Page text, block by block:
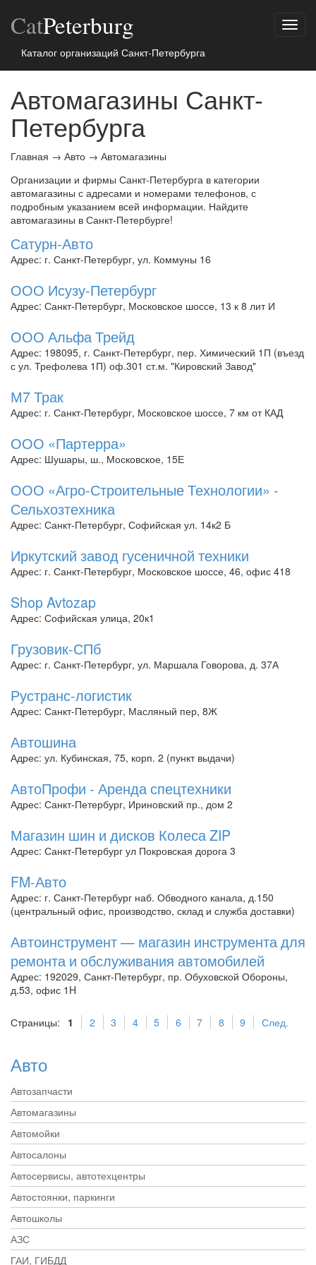
CatPeterburg
Каталог организаций Санкт-Петербурга
Автомагазины Санкт-
Петербурга
Главная → Авто → Автомагазины
Организации и фирмы Санкт-Петербурга в категории
автомагазины с адресами и номерами телефонов, с
подробным указанием всей информации. Найдите
автомагазины в Санкт-Петербурге!
Сатурн-Авто
Адрес: г. Санкт-Петербург, ул. Коммуны 16
ООО Исузу-Петербург
Адрес: Санкт-Петербург, Московское шоссе, 13 к 8 лит И
ООО Альфа Трейд
Адрес: 198095, г. Санкт-Петербург, пер. Химический 1П (въезд
с ул. Трефолева 1П) оф.301 ст.м. "Кировский Завод"
М7 Трак
Адрес: г. Санкт-Петербург, Московское шоссе, 7 км от КАД
ООО «Партерра»
Адрес: Шушары, ш., Московское, 15Е
ООО «Агро-Строительные Технологии» -
Сельхозтехника
Адрес: Санкт-Петербург, Софийская ул. 14к2 Б
Иркутский завод гусеничной техники
Адрес: г. Санкт-Петербург, Московское шоссе, 46, офис 418
Shop Avtozap
Адрес: Софийская улица, 20к1
Грузовик-СПб
Адрес: г. Санкт-Петербург, ул. Маршала Говорова, д. 37А
Рустранс-логистик
Адрес: Санкт-Петербург, Масляный пер, 8Ж
Автошина
Адрес: ул. Кубинская, 75, корп. 2 (пункт выдачи)
АвтоПрофи - Аренда спецтехники
Адрес: Санкт-Петербург, Ириновский пр., дом 2
Магазин шин и дисков Колеса ZIP
Адрес: Санкт-Петербург ул Покровская дорога 3
FM-Авто
Адрес: г. Санкт-Петербург наб. Обводного канала, д.150
(центральный офис, производство, склад и служба доставки)
Автоинструмент — магазин инструмента для
ремонта и обслуживания автомобилей
Адрес: 192029, Санкт-Петербург, пр. Обуховской Обороны,
д.53, офис 1H
Страницы: 1 2 3 4 5 6 7 8 9 След.
Авто
Автозапчасти
Автомагазины
Автомойки
Автосалоны
Автосервисы, автотехцентры
Автостоянки, паркинги
Автошколы
АЗС
ГАИ, ГИБДД